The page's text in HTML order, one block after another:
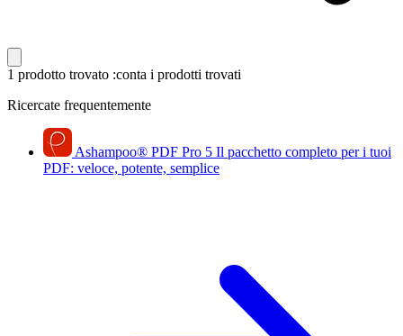
1 prodotto trovato :conta i prodotti trovati
Ricercate frequentemente
Ashampoo® PDF Pro 5 Il pacchetto completo per i tuoi
PDF: veloce, potente, semplice